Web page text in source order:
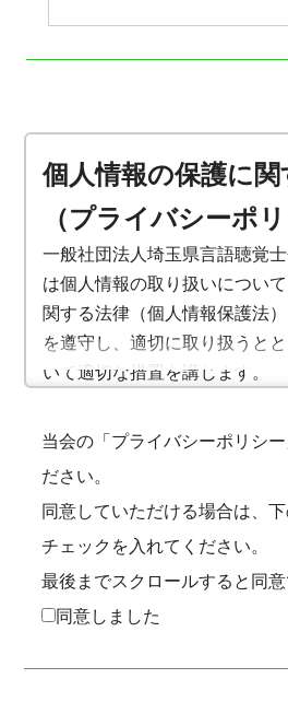
個人情報の保護に
（プライバシーポリ
一般社団法人埼玉県言語聴覚
は個人情報の取り扱いについ
関する法律（個人情報保護法
を遵守し、適切に取り扱うと
いて適切な措置を講じます。
個人情報とは特定の個人を識別
「氏名」、「住所」、「生年
レス」、及びその他の情報を
でいう個人とは主として以下の
（１）本会の正会員、賛助会員
等）
当会の「プライバシーポリシ
ださい。
同意していただける場合は、
チェックを入れてください。
最後までスクロールすると同意
同意しました